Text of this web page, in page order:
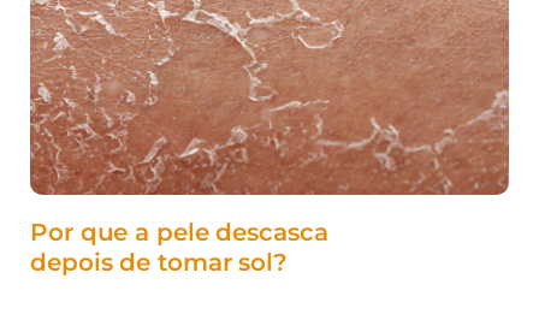
Por que a pele descasca
depois de tomar sol?